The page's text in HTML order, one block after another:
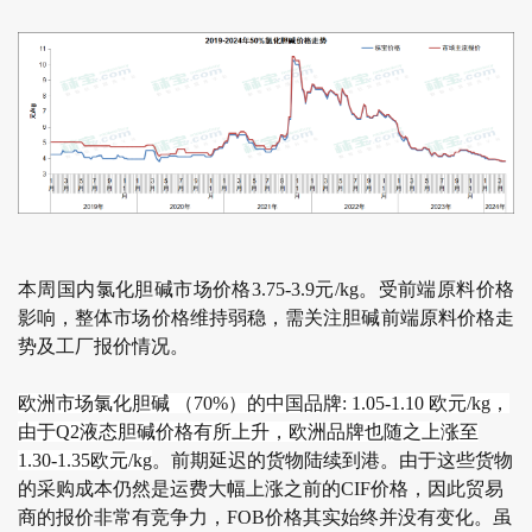
本周国内氯化胆碱市场价格3.75-3.9元/kg。受前端原料价格
影响，整体市场价格维持弱稳，需关注胆碱前端原料价格走
势及工厂报价情况。
欧洲市场氯化胆碱 （70%）的中国品牌: 1.05-1.10 欧元/kg，
由于Q2液态胆碱价格有所上升，欧洲品牌也随之上涨至
1.30-1.35欧元/kg。前期延迟的货物陆续到港。由于这些货物
的采购成本仍然是运费大幅上涨之前的CIF价格，因此贸易
商的报价非常有竞争力，FOB价格其实始终并没有变化。虽